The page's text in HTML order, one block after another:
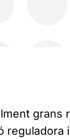
grans
reguladora